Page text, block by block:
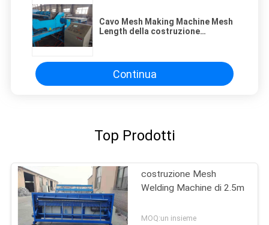
Cavo Mesh Making Machine Mesh
Length della costruzione
Continua
Top Prodotti
costruzione Mesh
Welding Machine di 2.5m
MOQ:un insieme